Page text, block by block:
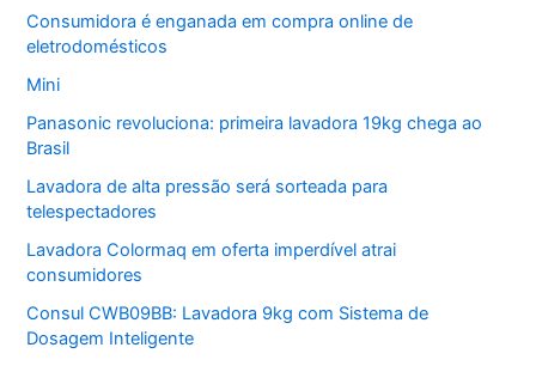
Consumidora é enganada em compra online de
eletrodomésticos
Mini
Panasonic revoluciona: primeira lavadora 19kg chega ao
Brasil
Lavadora de alta pressão será sorteada para
telespectadores
Lavadora Colormaq em oferta imperdível atrai
consumidores
Consul CWB09BB: Lavadora 9kg com Sistema de
Dosagem Inteligente